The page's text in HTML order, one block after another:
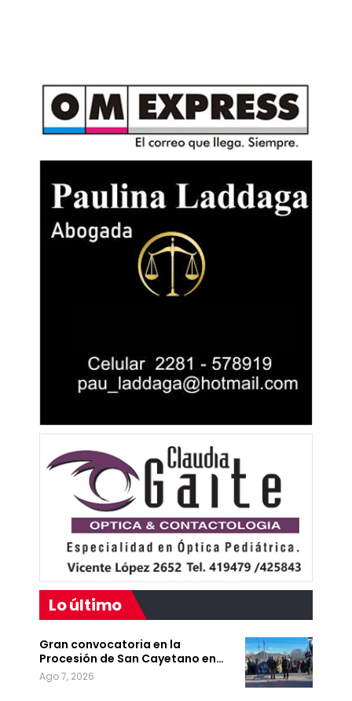
Lo último
Gran convocatoria en la
Procesión de San Cayetano en…
Ago 7, 2026